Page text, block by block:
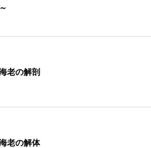
～
老の解剖
老の解体